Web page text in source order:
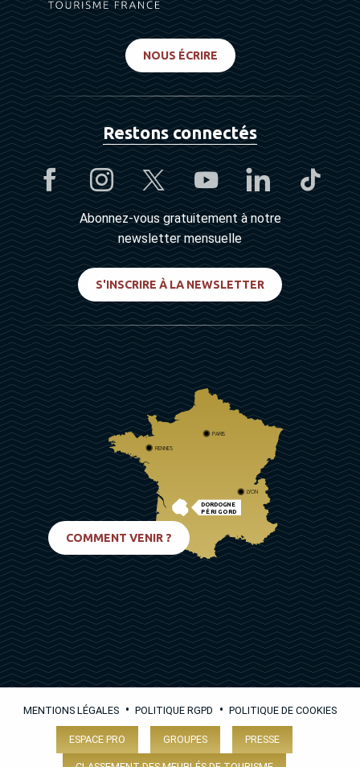
NOUS ÉCRIRE
Restons connectés
Abonnez-vous gratuitement à notre
newsletter mensuelle
S'INSCRIRE À LA NEWSLETTER
DORDOGNE
PÉRIGORD
PARIS
RENNES
LYON
COMMENT VENIR ?
MENTIONS LÉGALES • POLITIQUE RGPD • POLITIQUE DE COOKIES
ESPACE PRO GROUPES PRESSE